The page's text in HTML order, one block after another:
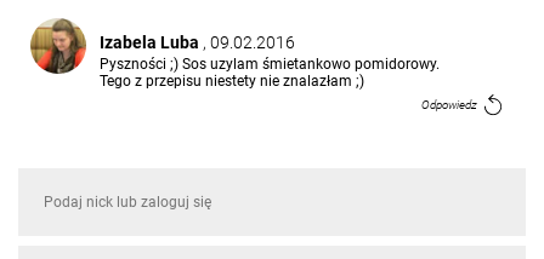
Izabela Luba , 09.02.2016
Pyszności ;) Sos uzylam śmietankowo pomidorowy.
Tego z przepisu niestety nie znalazłam ;)
Odpowiedz